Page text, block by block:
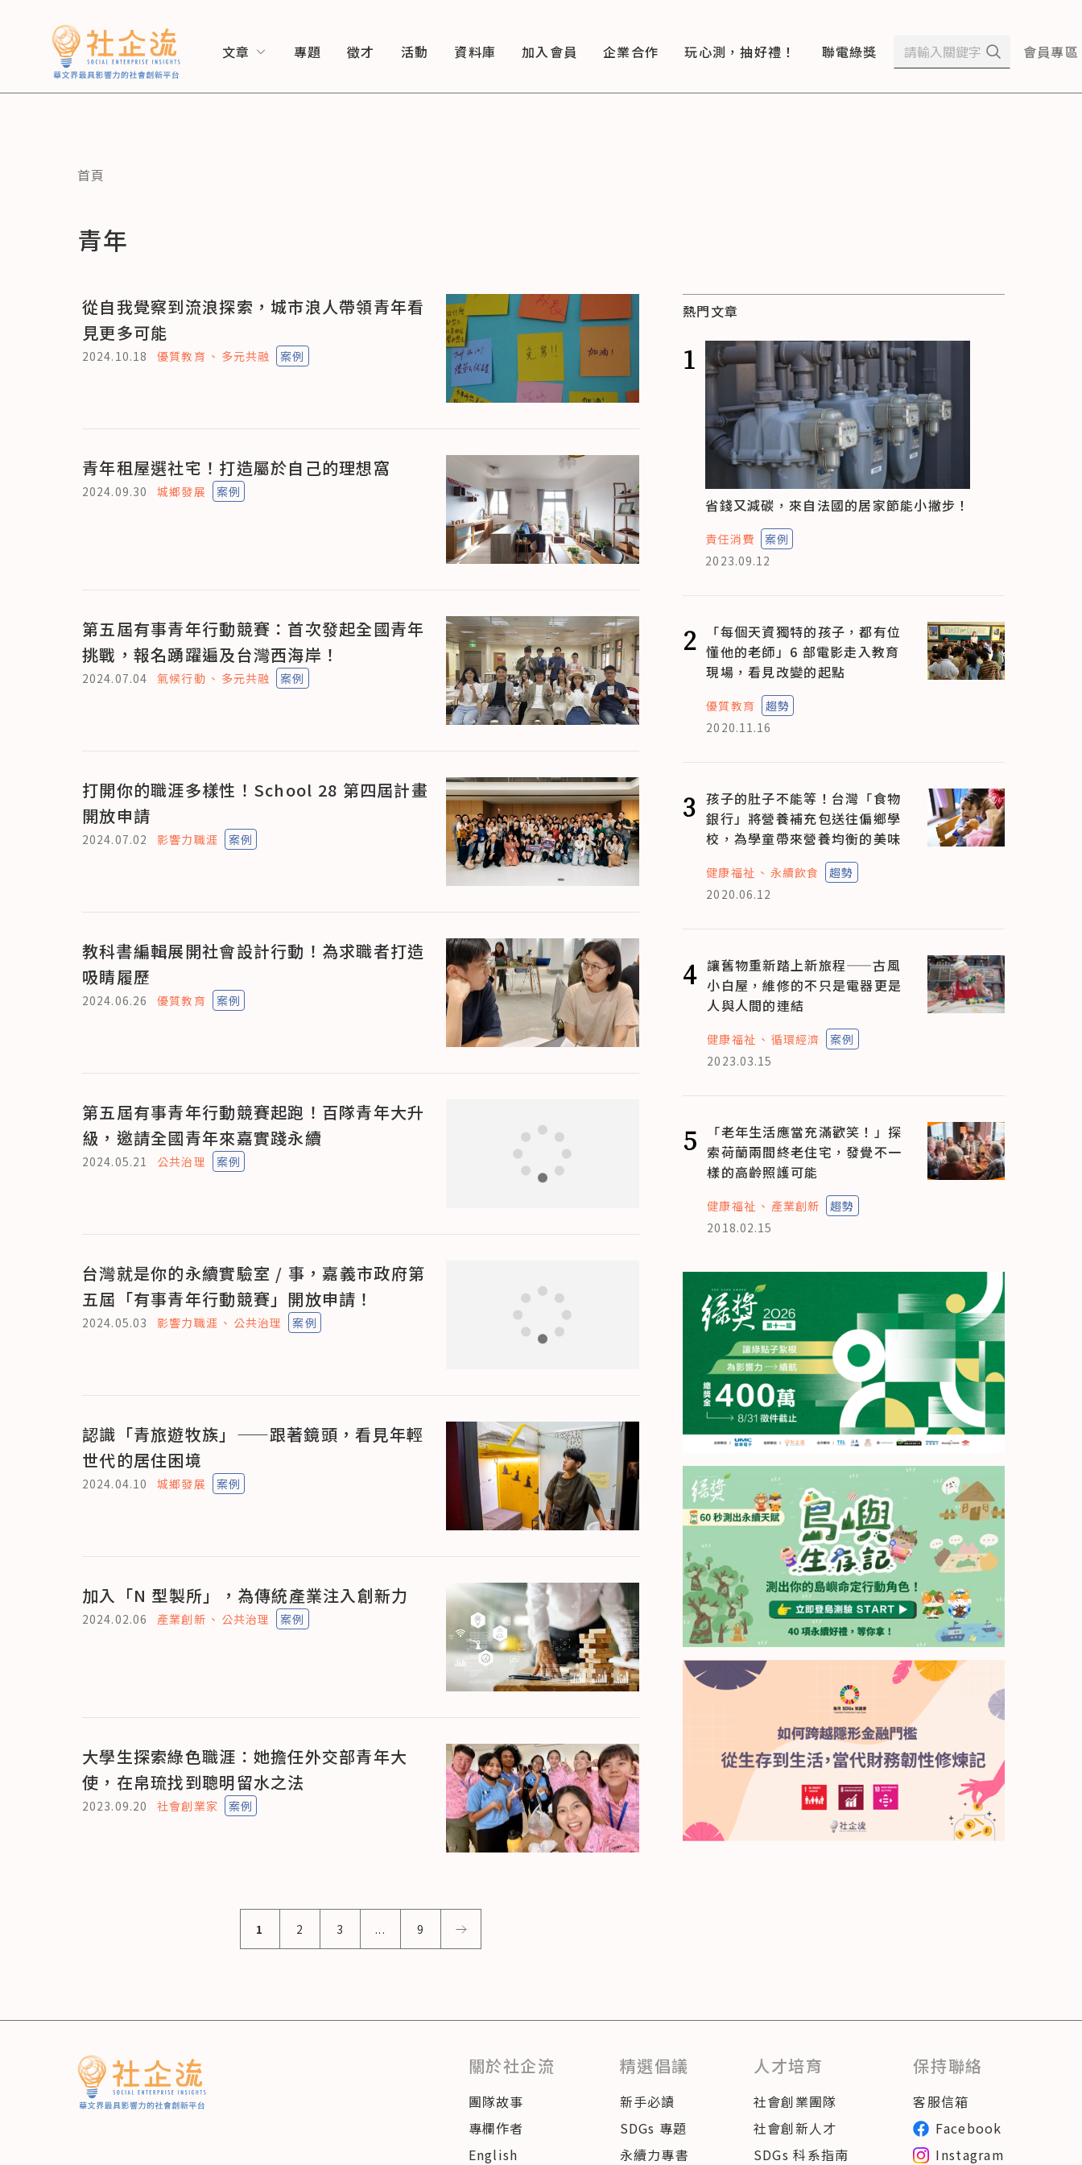
文章 專題 徵才 活動 資料庫 加入會員 企業合作 玩心測，抽好禮！ 聯電綠獎 會員專區
首頁
青年
從自我覺察到流浪探索，城市浪人帶領青年看
見更多可能
2024.10.18 優質教育 多元共融 案例
青年租屋選社宅！打造屬於自己的理想窩
2024.09.30 城鄉發展 案例
第五屆有事青年行動競賽：首次發起全國青年
挑戰，報名踴躍遍及台灣西海岸！
2024.07.04 氣候行動 多元共融 案例
打開你的職涯多樣性！School 28 第四屆計畫
開放申請
2024.07.02 影響力職涯 案例
教科書編輯展開社會設計行動！為求職者打造
吸睛履歷
2024.06.26 優質教育 案例
第五屆有事青年行動競賽起跑！百隊青年大升
級，邀請全國青年來嘉實踐永續
2024.05.21 公共治理 案例
台灣就是你的永續實驗室 / 事，嘉義市政府第
五屆「有事青年行動競賽」開放申請！
2024.05.03 影響力職涯 公共治理 案例
認識「青旅遊牧族」——跟著鏡頭，看見年輕
世代的居住困境
2024.04.10 城鄉發展 案例
加入「N 型製所」，為傳統產業注入創新力
2024.02.06 產業創新 公共治理 案例
大學生探索綠色職涯：她擔任外交部青年大
使，在帛琉找到聰明留水之法
2023.09.20 社會創業家 案例
1 2 3 ... 9
熱門文章
1
省錢又減碳，來自法國的居家節能小撇步！
責任消費
案例
2023.09.12
2
「每個天資獨特的孩子，都有位
懂他的老師」6 部電影走入教育
現場，看見改變的起點
優質教育
趨勢
2020.11.16
3 孩子的肚子不能等！台灣「食物
銀行」將營養補充包送往偏鄉學
校，為學童帶來營養均衡的美味
健康福祉 永續飲食
趨勢
2020.06.12
4 讓舊物重新踏上新旅程——古風
小白屋，維修的不只是電器更是
人與人間的連結
健康福祉 循環經濟
案例
2023.03.15
5
「老年生活應當充滿歡笑！」探
索荷蘭兩間終老住宅，發覺不一
樣的高齡照護可能
健康福祉 產業創新
趨勢
2018.02.15
關於社企流
團隊故事
專欄作者
English
精選倡議
新手必讀
SDGs 專題
永續力專書
人才培育
社會創業團隊
社會創新人才
SDGs 科系指南
保持聯絡
客服信箱
Facebook
Instagram